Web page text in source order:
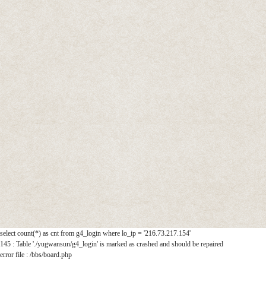
select count(*) as cnt from g4_login where lo_ip = '216.73.217.154'
145 : Table './yugwansun/g4_login' is marked as crashed and should be repaired
error file : /bbs/board.php